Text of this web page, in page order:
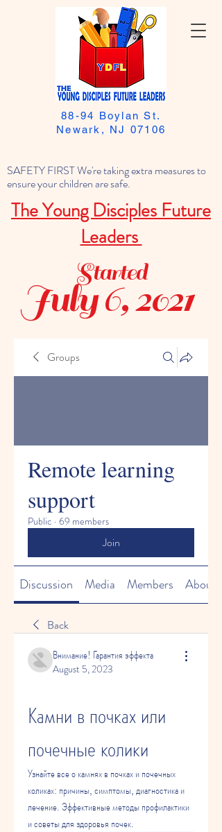
SAFETY FIRST We're taking extra measures to
ensure your children are safe.
The Young Disciples Future
Leaders
88-94 Boylan St.
Newark, NJ 07106
July 6, 2021
Started
Groups
Remote learning
support
Public · 69 members
Join
Discussion Media Members About
Back
Внимание! Гарантия эффекта
August 5, 2023
Камни в почках или
почечные колики
Узнайте все о камнях в почках и почечных
коликах: причины, симптомы, диагностика и
лечение. Эффективные методы профилактики
и советы для здоровья почек.